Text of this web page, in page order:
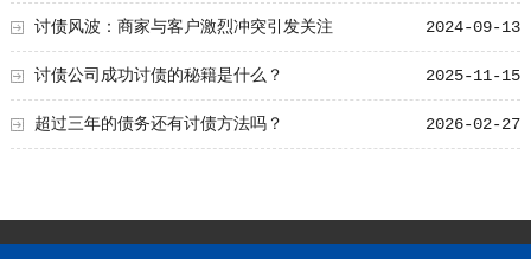
2024-09-13
讨债风波：商家与客户激烈冲突引发关注
2025-11-15
讨债公司成功讨债的秘籍是什么？
2026-02-27
超过三年的债务还有讨债方法吗？